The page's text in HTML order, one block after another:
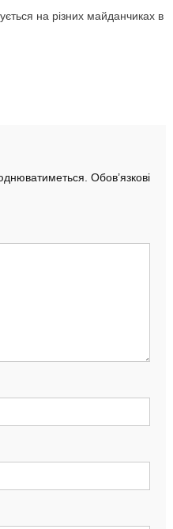
на різних майданчиках в
Обов’язкові